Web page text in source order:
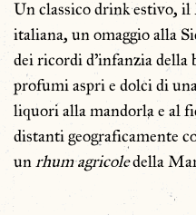
Un classico drink estivo,
italiana, un omaggio alla
dei ricordi d’infanzia della
profumi aspri e dolci di
liquori alla mandorla e al
distanti geograficamente
unrhum agricoledella